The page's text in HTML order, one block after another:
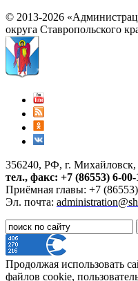
© 2013-2026
округа Ставропольского
356240, РФ, г.
тел., факс: +7 (86553) 6-00-
Приёмная главы: +7
Эл. почта:
Продолжая использовать
файлов cookie,